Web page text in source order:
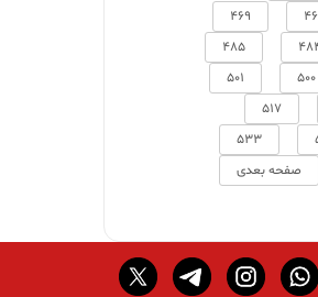
469
485
500
501
517
533
صفحه بعدی